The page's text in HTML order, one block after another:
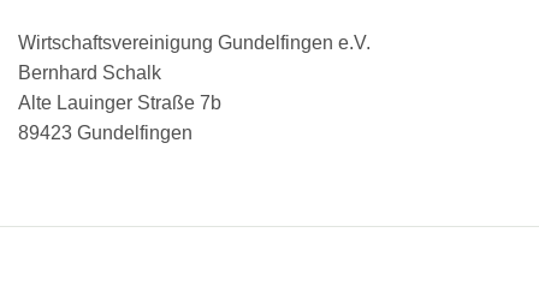
Wirtschaftsvereinigung Gundelfingen e.V.
Bernhard Schalk
Alte Lauinger Straße 7b
89423 Gundelfingen